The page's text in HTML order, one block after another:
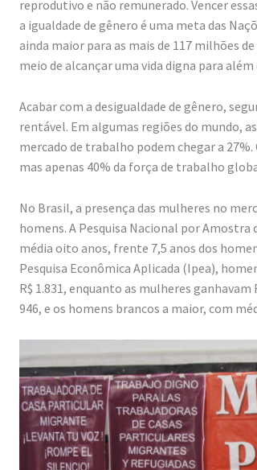
reprodutivo e não remunerado. Vencer
a igualdade de gênero é uma meta das
ainda maior para as mais de 117 milhões
meio de alcançar uma vida digna para
Acabar com a desigualdade de gênero,
rentável. Em algumas regiões do mundo,
mercado de trabalho podem chegar a
mas apenas 40% da força de trabalho
No Brasil, a presença das mulheres no
homens. A Pesquisa Nacional por
média oito anos, frente 7,5 anos dos
Pesquisa Econômica Aplicada (Ipea),
R$ 1.831, enquanto as mulheres
946, e os homens brancos a maior, com